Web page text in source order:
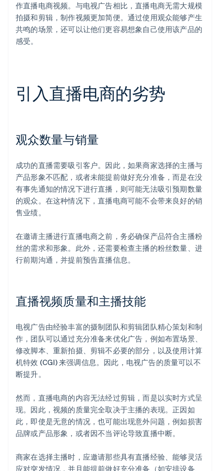
作直播电商视频。与电视广告相比，直播电商无需大规模
拍摄和剪辑，制作视频更加简便。通过使用观众能够产生
共鸣的场景，还可以让他们更容易想象自己使用该产品的
感受。
引入直播电商的劣势
观众数量与销量
成功的直播需要吸引客户。因此，如果商家选择的主播与
产品形象不匹配，或者未能提前做好充分准备，而是在没
有事先通知的情况下进行直播，则可能无法吸引预期数量
的观众。在这种情况下，直播电商可能不会带来良好的销
售业绩。
在邀请主播进行直播电商之前，务必确保产品符合主播粉
丝的需求和形象。此外，还需要检查主播的粉丝数量、进
行前期沟通，并提前预告直播信息。
直播视频质量和主播技能
电视广告由经验丰富的摄制团队和剪辑团队精心策划和制
作，团队可以通过充分准备来优化广告，例如布置场景、
修改脚本、重新拍摄、剪辑不必要的部分，以及使用计算
机特效 (CGI) 来强调信息。因此，电视广告的质量可以不
断提升。
然而，直播电商的内容无法经过剪辑，而是以实时方式呈
现。因此，视频的质量完全取决于主播的表现。正因如
此，即使是无意的情况，也可能出现意外问题，例如损害
品牌或产品形象，或者因不当评论导致直播中断。
商家在选择主播时，应邀请那些具有直播经验、能够灵活
应对突发情况，并且能提前做好充分准备（如安排设备、